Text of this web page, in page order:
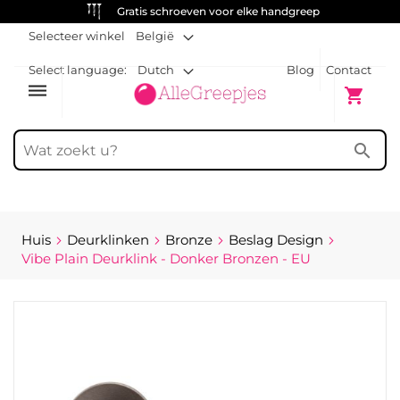
Gratis schroeven voor elke handgreep
Blog Contact
Selecteer winkel België
Select language: Dutch
dehaze shopping_cart
search
Huis Deurklinken Bronze
Beslag Design
Vibe Plain Deurklink - Donker Bronzen - EU